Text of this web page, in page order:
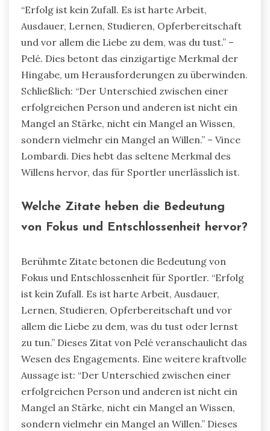
“Erfolg ist kein Zufall. Es ist harte Arbeit,
Ausdauer, Lernen, Studieren, Opferbereitschaft
und vor allem die Liebe zu dem, was du tust.” –
Pelé. Dies betont das einzigartige Merkmal der
Hingabe, um Herausforderungen zu überwinden.
Schließlich: “Der Unterschied zwischen einer
erfolgreichen Person und anderen ist nicht ein
Mangel an Stärke, nicht ein Mangel an Wissen,
sondern vielmehr ein Mangel an Willen.” – Vince
Lombardi. Dies hebt das seltene Merkmal des
Willens hervor, das für Sportler unerlässlich ist.
Welche Zitate heben die Bedeutung
von Fokus und Entschlossenheit hervor?
Berühmte Zitate betonen die Bedeutung von
Fokus und Entschlossenheit für Sportler. “Erfolg
ist kein Zufall. Es ist harte Arbeit, Ausdauer,
Lernen, Studieren, Opferbereitschaft und vor
allem die Liebe zu dem, was du tust oder lernst
zu tun.” Dieses Zitat von Pelé veranschaulicht das
Wesen des Engagements. Eine weitere kraftvolle
Aussage ist: “Der Unterschied zwischen einer
erfolgreichen Person und anderen ist nicht ein
Mangel an Stärke, nicht ein Mangel an Wissen,
sondern vielmehr ein Mangel an Willen.” Dieses